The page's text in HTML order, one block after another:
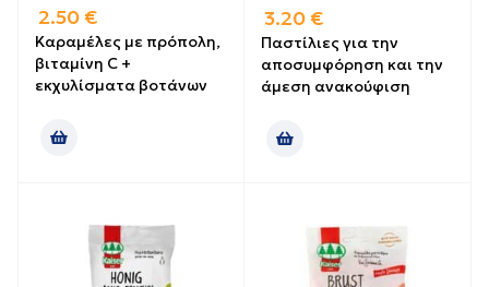
2.50 €
Καραμέλες με πρόπολη,
βιταμίνη C +
εκχυλίσματα βοτάνων
3.20 €
Παστίλιες για την
αποσυμφόρηση και την
άμεση ανακούφιση